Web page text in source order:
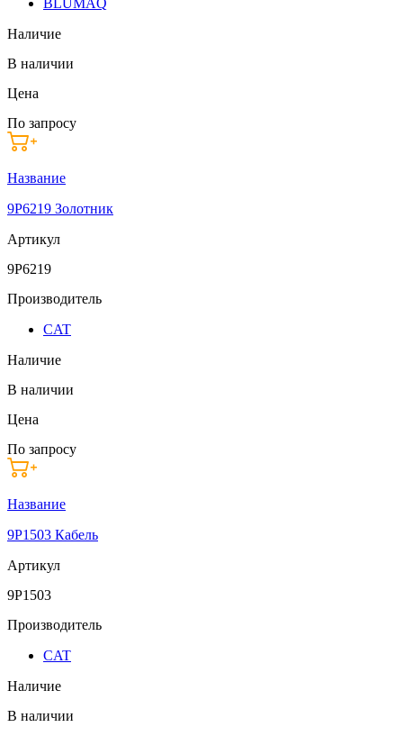
Наличие
В наличии
Цена
По запросу
Название
9P6219 Золотник
Артикул
9P6219
Производитель
CAT
Наличие
В наличии
Цена
По запросу
Название
9P1503 Кабель
Артикул
9P1503
Производитель
CAT
Наличие
В наличии